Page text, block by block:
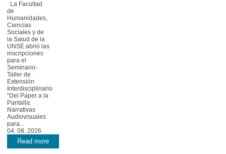
La Facultad
de
Humanidades,
Ciencias
Sociales y de
la Salud de la
UNSE abrió las
inscripciones
para el
Seminario-
Taller de
Extensión
Interdisciplinario
“Del Paper a la
Pantalla:
Narrativas
Audiovisuales
para...
04. 08. 2026
Read more